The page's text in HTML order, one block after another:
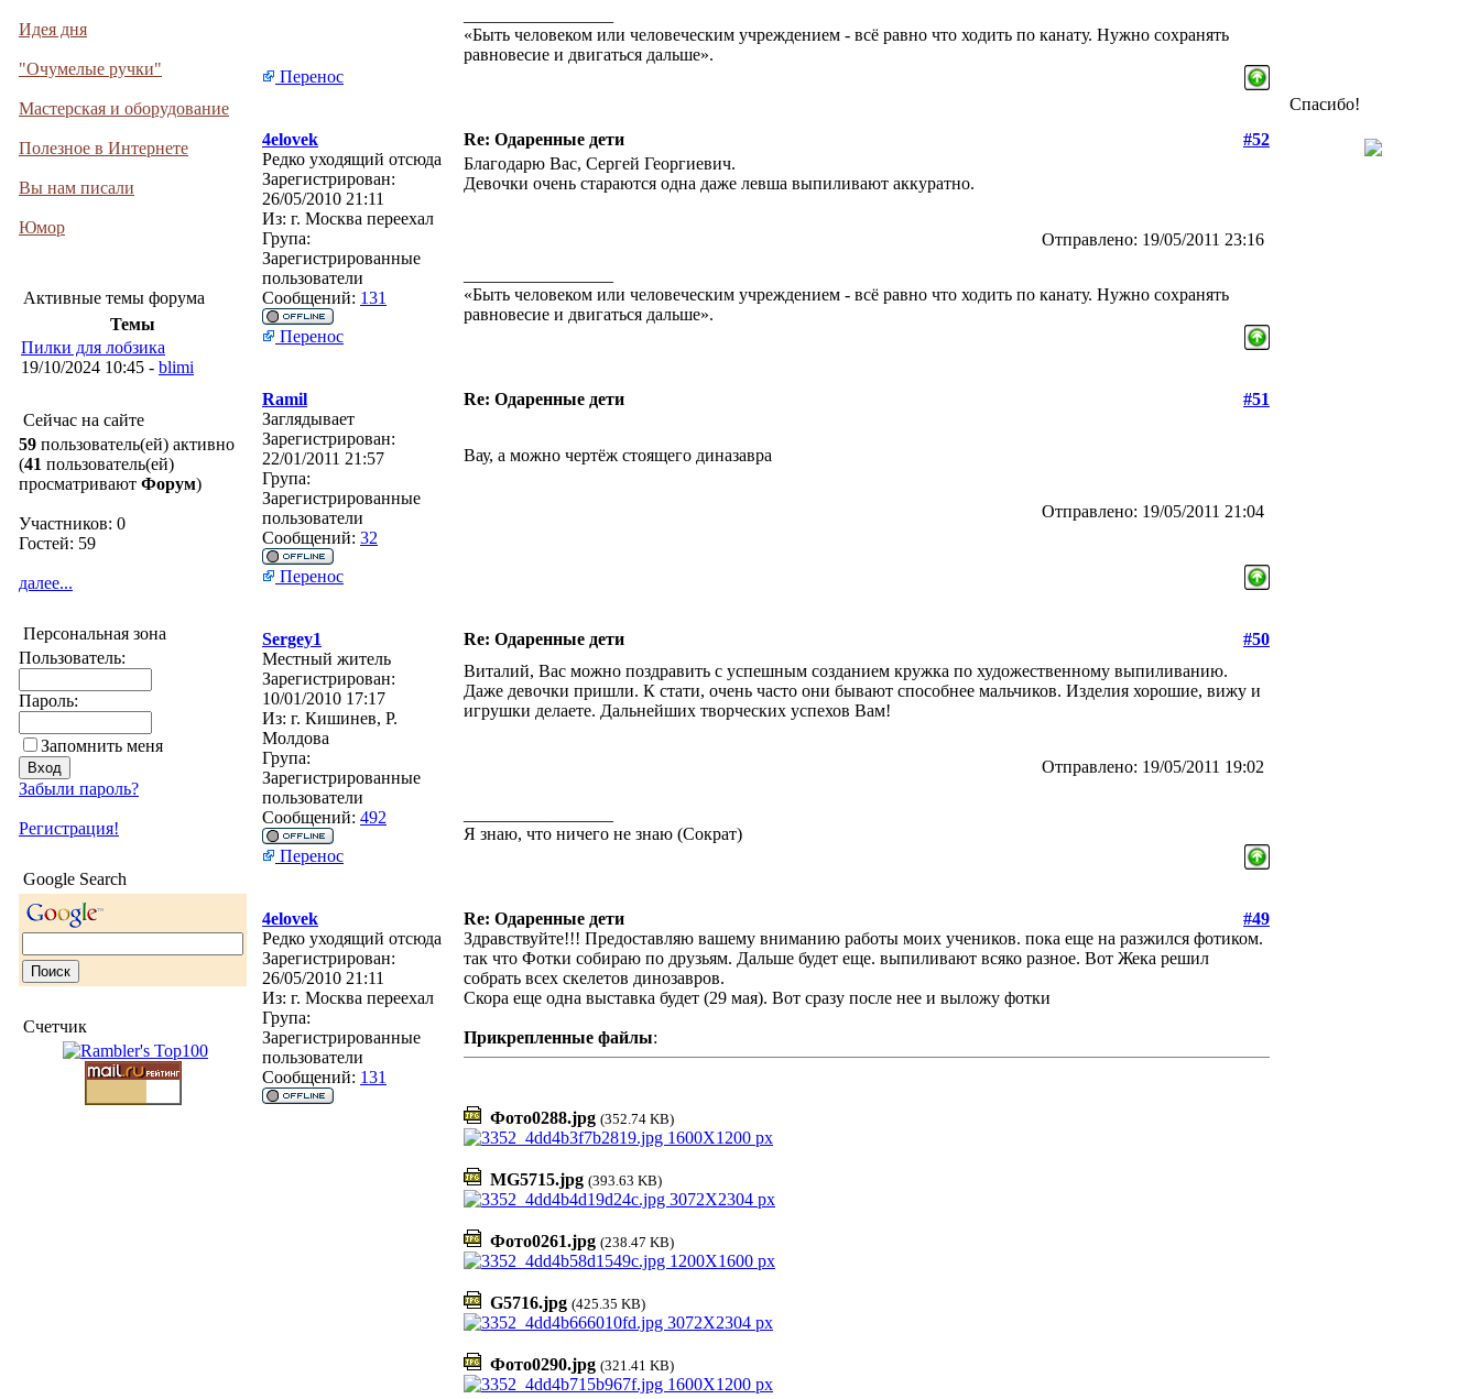
Идея дня
"Очумелые ручки"
Мастерская и оборудование
Полезное в Интернете
Вы нам писали
Юмор
Активные темы форума
Темы
Пилки для лобзика
19/10/2024 10:45 - blimi
Сейчас на сайте
59 пользователь(ей) активно
(41 пользователь(ей)
просматривают Форум)
Участников: 0
Гостей: 59
далее...
Персональная зона
Пользователь:
Пароль:
Запомнить меня
Забыли пароль?
Регистрация!
Google Search
Счетчик
«Быть человеком или человеческим учреждением - всё равно что ходить по канату. Нужно сохранять
равновесие и двигаться дальше».
Перенос
4elovek Re: Одаренные дети
#52
Редко уходящий отсюда
Зарегистрирован:
26/05/2010 21:11
Из: г. Москва переехал
Група:
Зарегистрированные
пользователи
Сообщений: 131
Благодарю Вас, Сергей Георгиевич.
Девочки очень стараются одна даже левша выпиливают аккуратно.
Отправлено: 19/05/2011 23:16
«Быть человеком или человеческим учреждением - всё равно что ходить по канату. Нужно сохранять
равновесие и двигаться дальше».
Перенос
Ramil Re: Одаренные дети
#51
Заглядывает
Зарегистрирован:
22/01/2011 21:57
Група:
Зарегистрированные
пользователи
Сообщений: 32
Вау, а можно чертёж стоящего диназавра
Отправлено: 19/05/2011 21:04
Перенос
Sergey1 Re: Одаренные дети
#50
Местный житель
Зарегистрирован:
10/01/2010 17:17
Из: г. Кишинев, Р.
Молдова
Група:
Зарегистрированные
пользователи
Сообщений: 492
Виталий, Вас можно поздравить с успешным созданием кружка по художественному выпиливанию.
Даже девочки пришли. К стати, очень часто они бывают способнее мальчиков. Изделия хорошие, вижу и
игрушки делаете. Дальнейших творческих успехов Вам!
Отправлено: 19/05/2011 19:02
Я знаю, что ничего не знаю (Сократ)
Перенос
4elovek Re: Одаренные дети
#49
Редко уходящий отсюда
Зарегистрирован:
26/05/2010 21:11
Из: г. Москва переехал
Група:
Зарегистрированные
пользователи
Сообщений: 131
Здравствуйте!!! Предоставляю вашему вниманию работы моих учеников. пока еще на разжился фотиком.
так что Фотки собираю по друзьям. Дальше будет еще. выпиливают всяко разное. Вот Жека решил
собрать всех скелетов динозавров.
Скора еще одна выставка будет (29 мая). Вот сразу после нее и выложу фотки
Прикрепленные файлы:
Фото0288.jpg (352.74 KB)
MG5715.jpg (393.63 KB)
Фото0261.jpg (238.47 KB)
G5716.jpg (425.35 KB)
Фото0290.jpg (321.41 KB)
Спасибо!